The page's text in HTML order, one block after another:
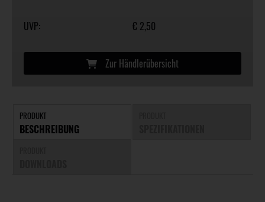
UVP: € 2,50
Zur Händlerübersicht
PRODUKT
BESCHREIBUNG